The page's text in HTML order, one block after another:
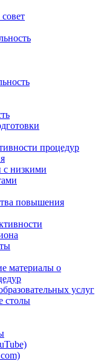
процедур
с низкими
повышения
материалы о
услуг
столы